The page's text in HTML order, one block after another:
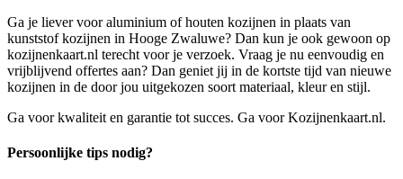
Ga je liever voor aluminium of houten kozijnen in plaats van
kunststof kozijnen in Hooge Zwaluwe? Dan kun je ook gewoon op
kozijnenkaart.nl terecht voor je verzoek. Vraag je nu eenvoudig en
vrijblijvend offertes aan? Dan geniet jij in de kortste tijd van nieuwe
kozijnen in de door jou uitgekozen soort materiaal, kleur en stijl.
Ga voor kwaliteit en garantie tot succes. Ga voor Kozijnenkaart.nl.
Persoonlijke tips nodig?